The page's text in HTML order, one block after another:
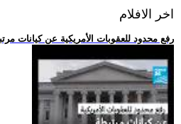
اخر الافلام
.. رفع محدود للعقوبات الأمريكية عن كيانات